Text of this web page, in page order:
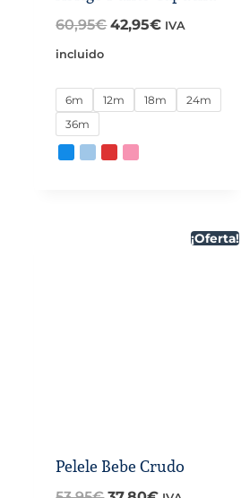
60,95€El
era:
42,95€El
es:
IVA
incluido
6m 12m 18m
24m
36m
¡Oferta!
Pelele Bebe Crudo